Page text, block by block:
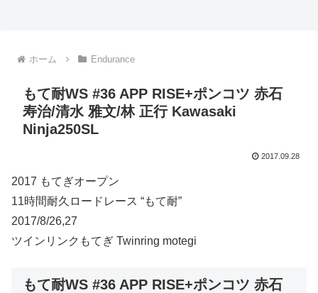
ホーム Endurance
もて耐WS #36 APP RISE+ポンコツ 赤石
寿治/清水 雅文/林 正行 Kawasaki
Ninja250SL
2017.09.28
2017 もてぎオープン
11時間耐久ロードレース “もて耐”
2017/8/26,27
ツインリンクもてぎ Twinring motegi
もて耐WS #36 APP RISE+ポンコツ 赤石